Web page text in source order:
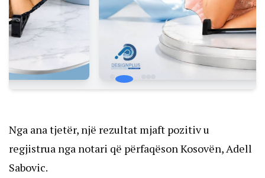
Nga ana tjetër, një rezultat mjaft pozitiv u
regjistrua nga notari që përfaqëson Kosovën, Adell
Sabovic.